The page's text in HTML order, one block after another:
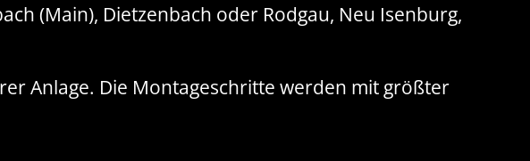
(Main), Dietzenbach oder Rodgau, Neu Isenburg,
Anlage. Die Montageschritte werden mit größter